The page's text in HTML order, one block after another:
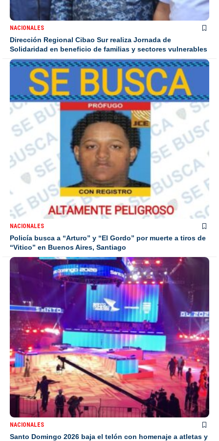
NACIONALES
Dirección Regional Cibao Sur realiza Jornada de
Solidaridad en beneficio de familias y sectores vulnerables
NACIONALES
Policía busca a “Arturo” y “El Gordo” por muerte a tiros de
“Vitico” en Buenos Aires, Santiago
NACIONALES
Santo Domingo 2026 baja el telón con homenaje a atletas y